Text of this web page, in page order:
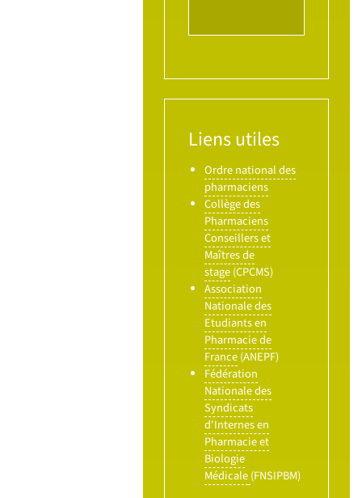
Liens utiles
Ordre national des
pharmaciens
Collège des
Pharmaciens
Conseillers et
Maîtres de
stage(CPCMS)
Association
Nationale des
Etudiants en
Pharmacie de
France(ANEPF)
Fédération
Nationale des
Syndicats
d'Internes en
Pharmacie et
Biologie
Médicale(FNSIPBM)